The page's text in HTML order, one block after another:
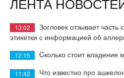
13:02
Зогловек отзывает часть
этикетки с информацией об
12:15 Cколько стоит
11:42 Что известно про